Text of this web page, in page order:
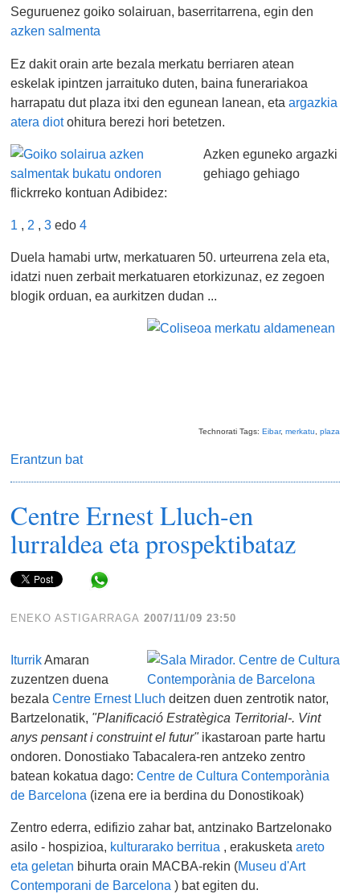
Seguruenez goiko solairuan, baserritarrena, egin den
azken salmenta
Ez dakit orain arte bezala merkatu berriaren atean
eskelak ipintzen jarraituko duten, baina funerariakoa
harrapatu dut plaza itxi den egunean lanean, etaargazkia
atera diotohitura berezi hori betetzen.
Azken eguneko argazki
gehiago gehiago
flickrreko kontuan Adibidez:
1 , 2 ,3 edo4
Duela hamabi urtw, merkatuaren 50. urteurrena zela eta,
idatzi nuen zerbait merkatuaren etorkizunaz, ez zegoen
blogik orduan, ea aurkitzen dudan ...
Technorati Tags: Eibar, merkatu plaza
Erantzun bat
Centre Ernest Lluch-en
lurraldea eta prospektibataz
ENEKO ASTIGARRAGA 2007/11/09 23:50
IturrikAmaran
zuzentzen duena
bezalaCentre Ernest Lluch deitzen duen zentrotik nator,
Bartzelonatik, "Planificació Estratègica Territorial-. Vint
anys pensant i construint el futur"ikastaroan parte hartu
ondoren. Donostiako Tabacalera-ren antzeko zentro
batean kokatua dago:Centre de Cultura Contemporània
de Barcelona (izena ere ia berdina du Donostikoak)
Zentro ederra, edifizio zahar bat, antzinako Bartzelonako
asilo - hospizioa, kulturarako berritua , erakusketaareto
eta geletan bihurta orain MACBA-rekin (Museu d'Art
Contemporani de Barcelona ) bat egiten du.